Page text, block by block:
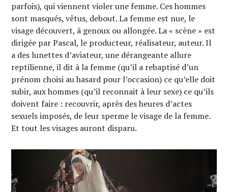
parfois), qui viennent violer une femme. Ces hommes
sont masqués, vêtus, debout. La femme est nue, le
visage découvert, à genoux ou allongée. La « scène » est
dirigée par Pascal, le producteur, réalisateur, auteur. Il
a des lunettes d’aviateur, une dérangeante allure
reptilienne, il dit à la femme (qu’il a rebaptisé d’un
prénom choisi au hasard pour l’occasion) ce qu’elle doit
subir, aux hommes (qu’il reconnait à leur sexe) ce qu’ils
doivent faire : recouvrir, après des heures d’actes
sexuels imposés, de leur sperme le visage de la femme.
Et tout les visages auront disparu.